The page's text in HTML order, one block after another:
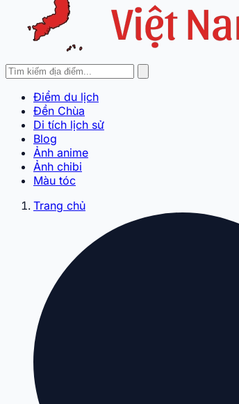
Điểm du lịch
Đền Chùa
Di tích lịch sử
Blog
Ảnh anime
Ảnh chibi
Màu tóc
Trang chủ